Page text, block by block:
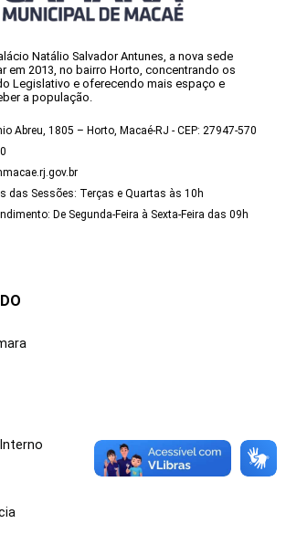
Natálio Salvador Antunes, a nova sede
em 2013, no bairro Horto, concentrando os
Legislativo e oferecendo mais espaço e
a população.
Abreu, 1805 – Horto, Macaé-RJ - CEP: 27947-570
das Sessões: Terças e Quartas às 10h
De Segunda-Feira à Sexta-Feira das 09h